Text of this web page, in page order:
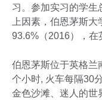
习。参加实习的学生
上因素，伯恩茅斯
93.6%（2016），在
伯恩茅斯位于英格兰
个小时, 火车每隔30
金色沙滩、迷人的世